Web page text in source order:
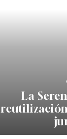
La
reutilización